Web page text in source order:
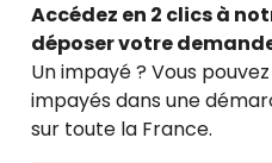
Accédez en 2 clics à
déposer votre
Un impayé ? Vous
impayés dans une
sur toute la France.